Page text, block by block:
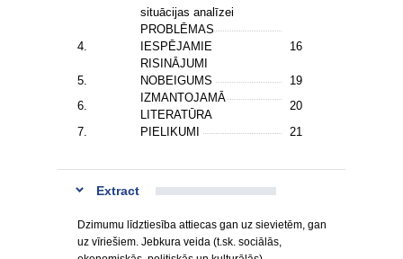
situācijas analīzei
4.
PROBLĒMAS
IESPĒJAMIE
RISINĀJUMI
16
5. NOBEIGUMS
19
6.
IZMANTOJAMĀ
LITERATŪRA
20
7.
PIELIKUMI 21
Extract
Dzimumu līdztiesība attiecas gan uz sievietēm, gan
uz vīriešiem. Jebkura veida (t.sk. sociālās,